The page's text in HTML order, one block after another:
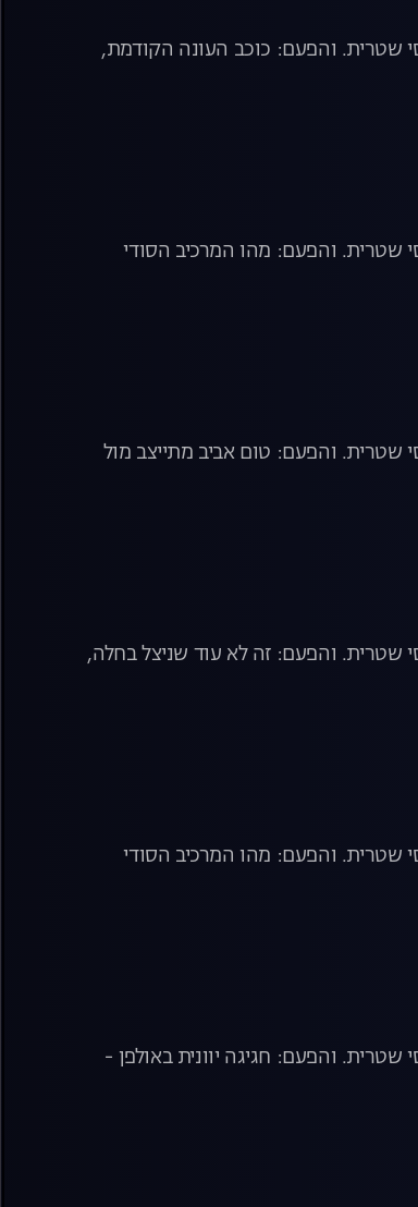
שטרית. והפעם: כוכב העונה הקודמת,
שטרית. והפעם: מהו המרכיב הסודי
שטרית. והפעם: טום אביב מתייצב מול
שטרית. והפעם: זה לא עוד שניצל בחלה,
שטרית. והפעם: מהו המרכיב הסודי
והפעם: חגיגה יוונית באולפן -